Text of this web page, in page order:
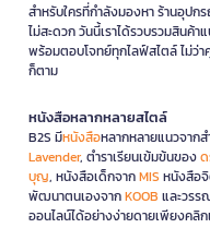
สำหรับใครที่กำลังมองหา ร้านอุปก
ไม่สะดวก วันนี้เราได้รวบรวมสินค้
พร้อมตอบโจทย์ทุกไลฟ์สไตล์ ไม่ว่
ก็ตาม
หนังสือหลากหลายสไตล์
B2S มีหนังสือหลากหลายแนวจาก
Lavender, ตำราเรียนเข้มข้นของ
บุญ, หนังสือเด็กจากMIS หนังสือ
พัฒนาตนเองจากKOOB และวรร
ออนไลน์ได้อย่างง่ายดายเพียงคลิ